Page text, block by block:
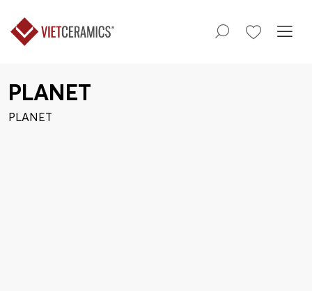
PLANET
PLANET